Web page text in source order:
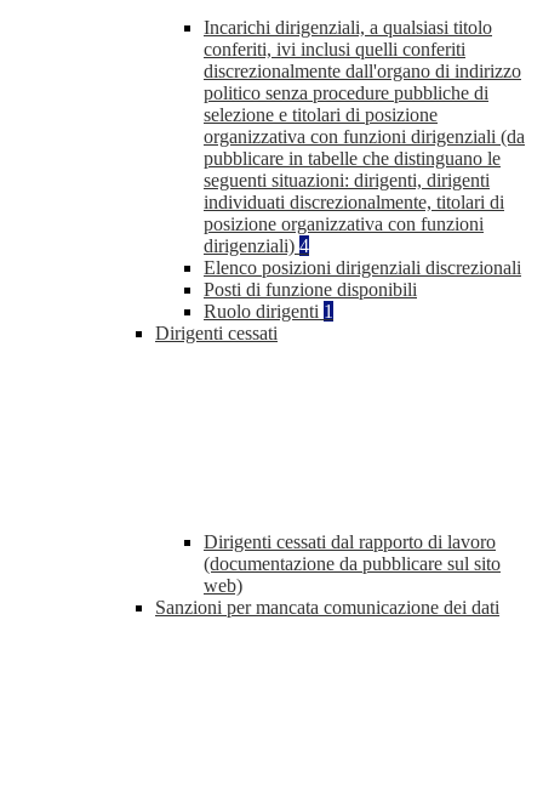
Incarichi dirigenziali, a qualsiasi titolo
conferiti, ivi inclusi quelli conferiti
discrezionalmente dall'organo di indirizzo
politico senza procedure pubbliche di
selezione e titolari di posizione
organizzativa con funzioni dirigenziali (da
pubblicare in tabelle che distinguano le
seguenti situazioni: dirigenti, dirigenti
individuati discrezionalmente, titolari di
posizione organizzativa con funzioni
dirigenziali) 4
Elenco posizioni dirigenziali discrezionali
Posti di funzione disponibili
Ruolo dirigenti 1
Dirigenti cessati
Dirigenti cessati dal rapporto di lavoro
(documentazione da pubblicare sul sito
web)
Sanzioni per mancata comunicazione dei dati